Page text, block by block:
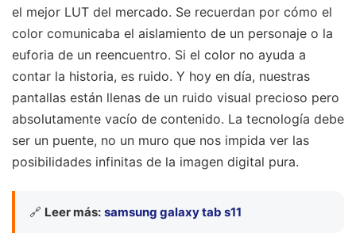
el mejor LUT del mercado. Se recuerdan por cómo el
color comunicaba el aislamiento de un personaje o la
euforia de un reencuentro. Si el color no ayuda a
contar la historia, es ruido. Y hoy en día, nuestras
pantallas están llenas de un ruido visual precioso pero
absolutamente vacío de contenido. La tecnología debe
ser un puente, no un muro que nos impida ver las
posibilidades infinitas de la imagen digital pura.
🔗 Leer más: samsung galaxy tab s11